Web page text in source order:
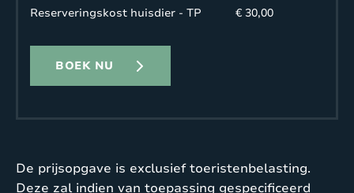
Reserveringskost huisdier - TP
€ 30,00
BOEK NU
De prijsopgave is exclusief toeristenbelasting.
Deze zal indien van toepassing gespecificeerd